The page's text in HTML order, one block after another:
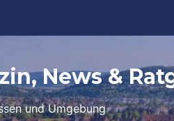
News &
und Umgebung